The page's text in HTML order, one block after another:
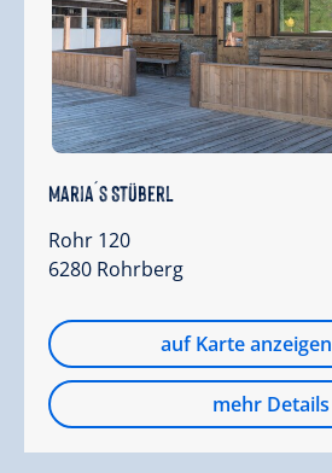
Maria´s Stüberl
Rohr 120
6280 Rohrberg
auf Karte anzeigen
mehr Details